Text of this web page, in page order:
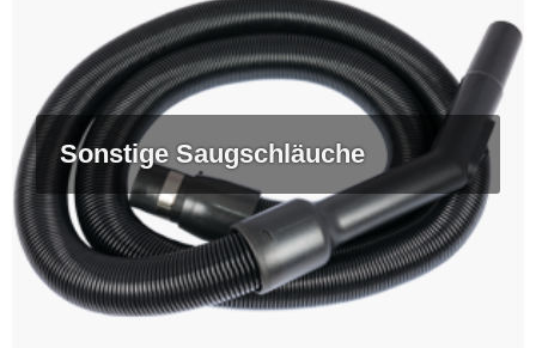
Sonstige Saugschläuche